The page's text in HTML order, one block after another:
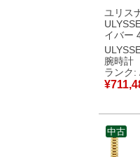
ユリス
イバー
175/92
逆回転
イト バ
時計自
ク 【中
腕時計
ランク:
¥
中古